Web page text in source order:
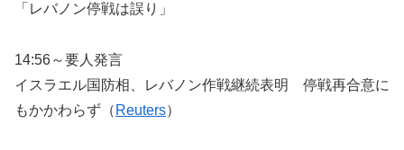
「レバノン停戦は誤り」
14:56～要人発言
イスラエル国防相、レバノン作戦継続表明 停戦再合意に
もかかわらず（ Reuters）